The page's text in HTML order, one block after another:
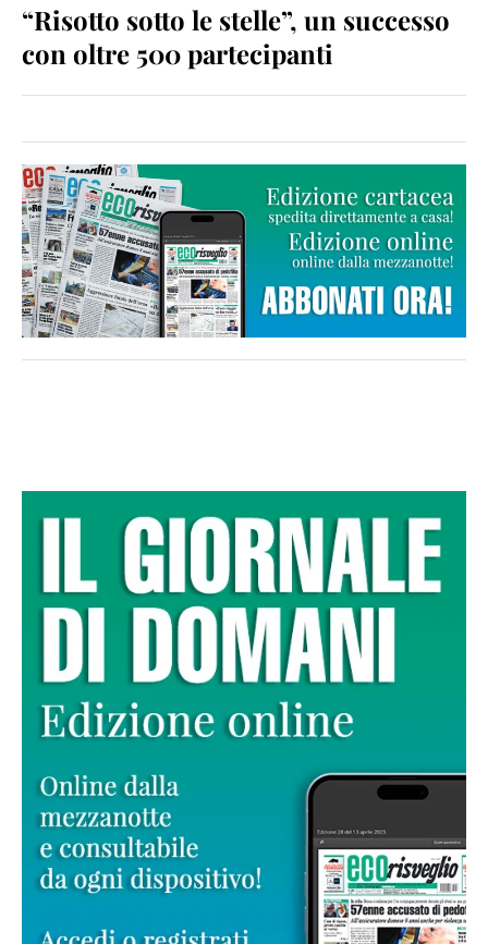
“Risotto sotto le stelle”, un successo
con oltre 500 partecipanti